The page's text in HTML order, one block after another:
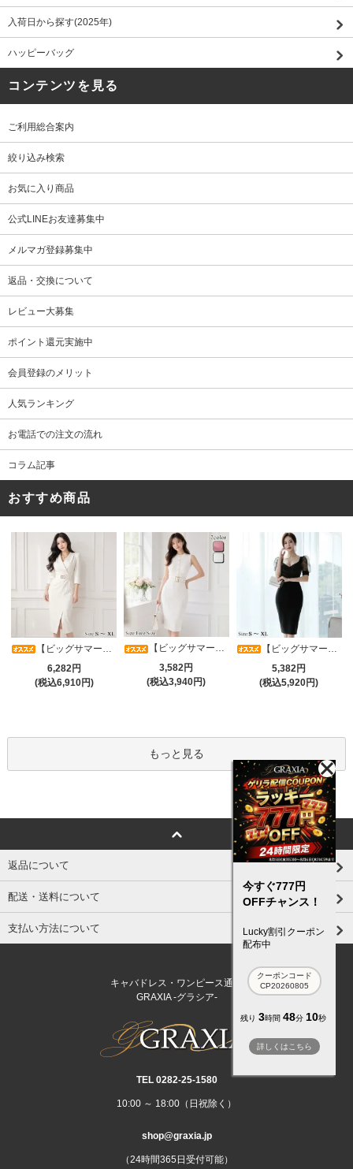
入荷日から探す(2025年)
ハッピーバッグ
コンテンツを見る
ご利用総合案内
絞り込み検索
お気に入り商品
公式LINEお友達募集中
メルマガ登録募集中
返品・交換について
レビュー大募集
ポイント還元実施中
会員登録のメリット
人気ランキング
お電話での注文の流れ
コラム記事
おすすめ商品
【ビッグサマーセール対象品】アシメカシュクール7分袖ワンピース(キャバドレス・CABARETDRESS)
6,282円
(税込6,910円)
【ビッグサマーセール対象品】タイトなボディラインが引き立つニットワンピース(キャバドレス・CABARETDRESS)
3,582円
(税込3,940円)
【ビッグサマーセール対象品】光沢シアースリーブが軽やかなカシュクールVネックドレープミディドレス(キャバドレス・CABARETDRESS)
5,382円
(税込5,920円)
もっと見る
返品について
配送・送料について
支払い方法について
キャバドレス・ワンピース通販
GRAXIA -グラシア-
TEL 0282‐25‐1580
10:00 ～ 18:00（日祝除く）
shop@graxia.jp
（24時間365日受付可能）
今すぐ777円
OFFチャンス！
Lucky割引クーポン
配布中
クーポンコード
CP20260805
残り 3時間 48分 9秒
詳しくはこちら